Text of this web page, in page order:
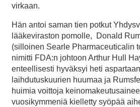
virkaan.
Hän antoi saman tien potkut
lääkeviraston pomolle, Donald
(silloinen Searle Pharmaceuticalin
nimitti FDA:n johtoon Arthur Hull
enteellisesti hyväksyi heti
laihdutuskuurien huumaa ja
huimia voittoja
vuosikymmeniä kielletty syöpää